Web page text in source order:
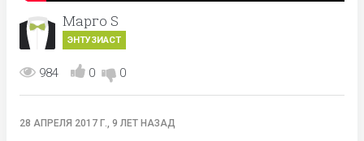
Марго S
ЭНТУЗИАСТ
984 0 0
28 АПРЕЛЯ 2017 Г., 9 ЛЕТ НАЗАД